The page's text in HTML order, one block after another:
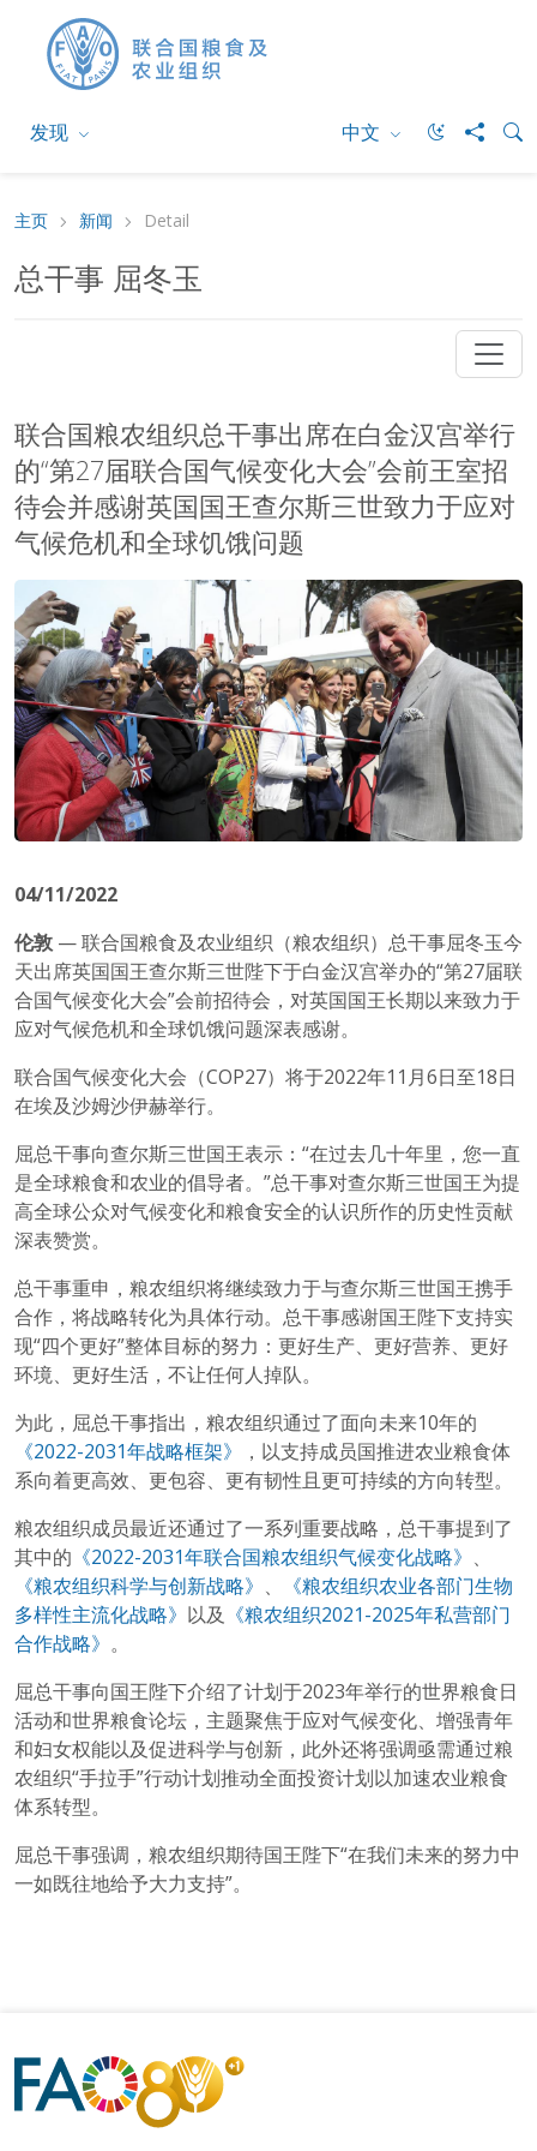
发现 中文
主页 新闻 Detail
总干事 屈冬玉
联合国粮农组织总干事出席在白金汉宫举行
的“第27届联合国气候变化大会”会前王室招
待会并感谢英国国王查尔斯三世致力于应对
气候危机和全球饥饿问题
04/11/2022
伦敦 — 联合国粮食及农业组织（粮农组织）总干事屈冬玉今
天出席英国国王查尔斯三世陛下于白金汉宫举办的“第27届联
合国气候变化大会”会前招待会，对英国国王长期以来致力于
应对气候危机和全球饥饿问题深表感谢。
联合国气候变化大会（COP27）将于2022年11月6日至18日
在埃及沙姆沙伊赫举行。
屈总干事向查尔斯三世国王表示：“在过去几十年里，您一直
是全球粮食和农业的倡导者。”总干事对查尔斯三世国王为提
高全球公众对气候变化和粮食安全的认识所作的历史性贡献
深表赞赏。
总干事重申，粮农组织将继续致力于与查尔斯三世国王携手
合作，将战略转化为具体行动。总干事感谢国王陛下支持实
现“四个更好”整体目标的努力：更好生产、更好营养、更好
环境、更好生活，不让任何人掉队。
为此，屈总干事指出，粮农组织通过了面向未来10年的
《2022-2031年战略框架》
，以支持成员国推进农业粮食体
系向着更高效、更包容、更有韧性且更可持续的方向转型。
粮农组织成员最近还通过了一系列重要战略，总干事提到了
其中的 《2022-2031年联合国粮农组织气候变化战略》 、
《粮农组织科学与创新战略》 、
《粮农组织农业各部门生物
多样性主流化战略》 以及 《粮农组织2021-2025年私营部门
合作战略》 。
屈总干事向国王陛下介绍了计划于2023年举行的世界粮食日
活动和世界粮食论坛，主题聚焦于应对气候变化、增强青年
和妇女权能以及促进科学与创新，此外还将强调亟需通过粮
农组织“手拉手”行动计划推动全面投资计划以加速农业粮食
体系转型。
屈总干事强调，粮农组织期待国王陛下“在我们未来的努力中
一如既往地给予大力支持”。